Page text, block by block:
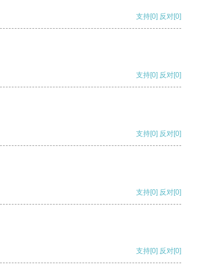
支持[0] 反对[0]
支持[0] 反对[0]
支持[0] 反对[0]
支持[0] 反对[0]
支持[0] 反对[0]